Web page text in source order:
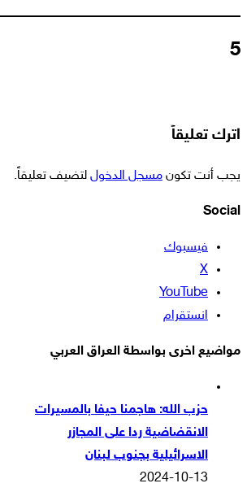
5
اترك تعليقاً
يجب أنت تكون مسجل الدخول لتضيف تعليقاً.
Social
فيسبوك
‫X
‫YouTube
انستقرام
مواضيع اخرى بواسطة العراق العربي
حزب الله: هاجمنا حيفا بالمسيرات
الانقضاضية ردا على المجازر
الاسرائيلية بجنوب لبنان
2024-10-13